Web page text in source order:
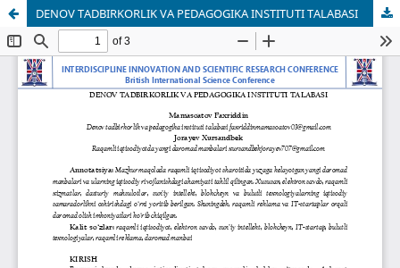
DENOV TADBIRKORLIK VA PEDAGOGIKA INSTITUTI TALABASI